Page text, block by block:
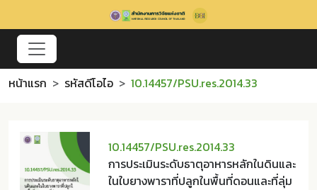
หน้าแรก รหัสดีโอไอ 10.14457/PSU.res.2014.33
10.14457/PSU.res.2014.33
การประเมินระดับธาตุอาหารหลักในดินและ
ในใบยางพาราที่ปลูกในพื้นที่ดอนและที่ลุ่ม